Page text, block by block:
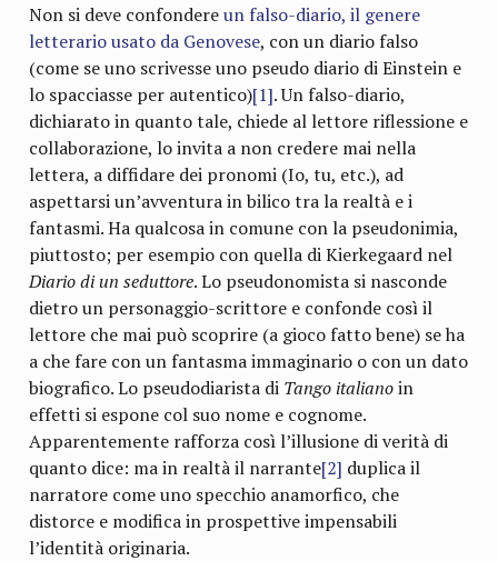
Non si deve confondereun falso-diario, il genere
letterario usato da Genovese, con un diario falso
(come se uno scrivesse uno pseudo diario di Einstein e
lo spacciasse per autentico)[1]. Un falso-diario,
dichiarato in quanto tale, chiede al lettore riflessione e
collaborazione, lo invita a non credere mai nella
lettera, a diffidare dei pronomi (Io, tu, etc.), ad
aspettarsi un’avventura in bilico tra la realtà e i
fantasmi. Ha qualcosa in comune con la pseudonimia,
piuttosto; per esempio con quella di Kierkegaard nel
Diario di un seduttore. Lo pseudonomista si nasconde
dietro un personaggio-scrittore e confonde così il
lettore che mai può scoprire (a gioco fatto bene) se ha
a che fare con un fantasma immaginario o con un dato
biografico. Lo pseudodiarista di Tango italianoin
effetti si espone col suo nome e cognome.
Apparentemente rafforza così l’illusione di verità di
quanto dice: ma in realtà il narrante[2] duplica il
narratore come uno specchio anamorfico, che
distorce e modifica in prospettive impensabili
l’identità originaria.